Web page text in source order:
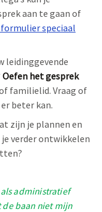
aan te gaan of
speciaal
leidinggevende
Oefen het gesprek
familielid. Vraag of
beter kan.
zijn je plannen en
verder ontwikkelen
administratief
de baan niet mijn